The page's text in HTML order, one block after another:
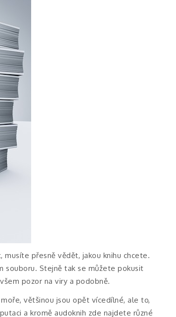
přesně vědět, jakou knihu chcete.
Stejně tak se můžete pokusit
pozor na viry a podobně.
většinou jsou opět vícedílné, ale to,
a kromě audoknih zde najdete různé